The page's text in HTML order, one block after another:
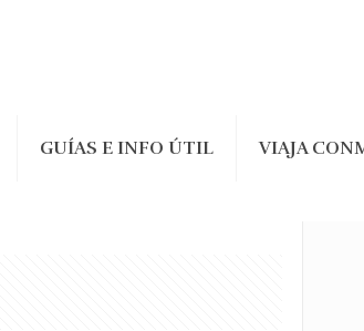
GUÍAS E INFO ÚTIL VIAJA